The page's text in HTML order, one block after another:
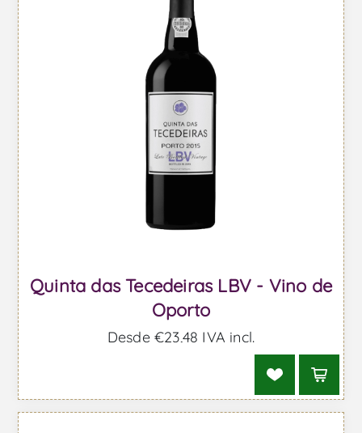
Quinta das Tecedeiras LBV - Vino de
Oporto
Desde €23,48 IVA incl.